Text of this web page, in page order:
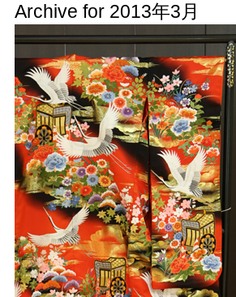
Archive for 2013年3月